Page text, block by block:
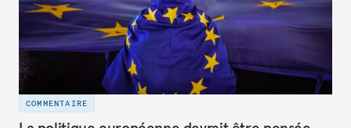
COMMENTAIRE